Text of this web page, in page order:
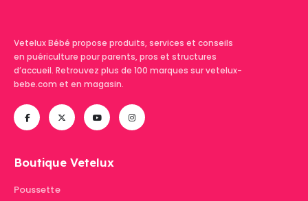
Vetelux Bébé propose produits, services et conseils
en puériculture pour parents, pros et structures
d’accueil. Retrouvez plus de 100 marques sur vetelux-
bebe.com et en magasin.
Boutique Vetelux
Poussette